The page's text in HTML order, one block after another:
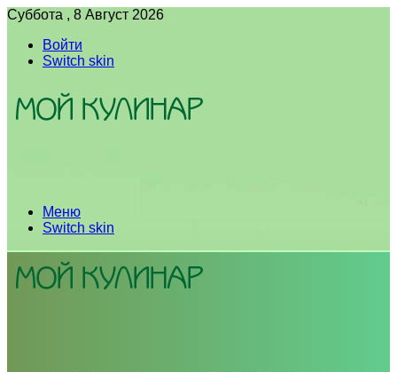
Суббота , 8 Август 2026
Войти
Switch skin
Меню
Switch skin